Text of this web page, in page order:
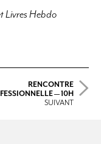
Livres Hebdo
RENCONTRE
— 10H
SUIVANT